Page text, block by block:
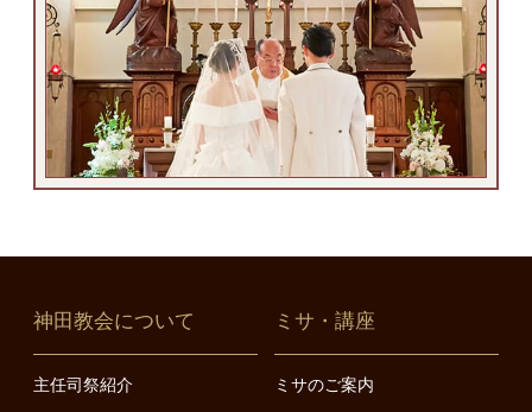
神田教会について
主任司祭紹介
ミサ・講座
ミサのご案内